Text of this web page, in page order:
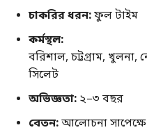
চাকরির ধরন:ফুল টাইম
কর্মস্থল:
বরিশাল, চট্টগ্রাম, খুলনা,
সিলেট
অভিজ্ঞতা: ২–৩ বছর
বেতন:আলোচনা সাপেক্ষে